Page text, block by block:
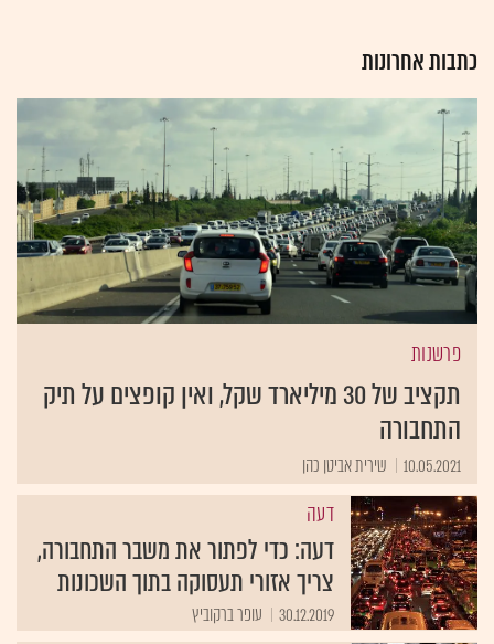
כתבות אחרונות
פרשנות
תקציב של 30 מיליארד שקל, ואין קופצים על תיק
התחבורה
10.05.2021 שירית אביטן כהן
דעה
דעה: כדי לפתור את משבר התחבורה,
צריך אזורי תעסוקה בתוך השכונות
30.12.2019 עופר ברקוביץ